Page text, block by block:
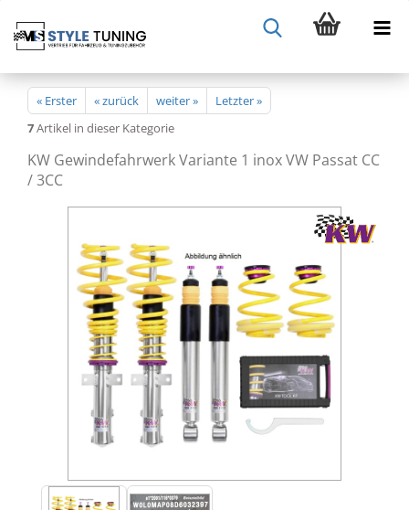
« Erster « zurück weiter »
Letzter »
7Artikel in dieser Kategorie
KW Gewindefahrwerk Variante 1 inox VW Passat CC
/ 3CC